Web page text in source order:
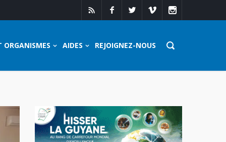
ORGANISMES AIDES REJOIGNEZ-NOUS